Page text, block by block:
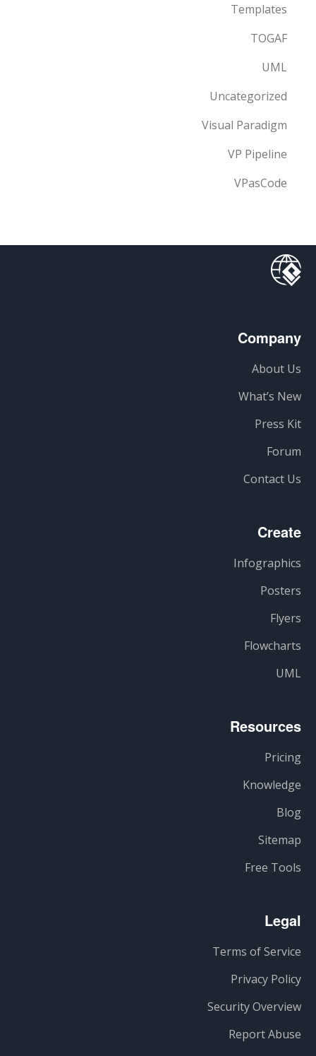
Templates
TOGAF
UML
Uncategorized
Visual Paradigm
VP Pipeline
VPasCode
Company
About Us
What’s New
Press Kit
Forum
Contact Us
Create
Infographics
Posters
Flyers
Flowcharts
UML
Resources
Pricing
Knowledge
Blog
Sitemap
Free Tools
Legal
Terms of Service
Privacy Policy
Security Overview
Report Abuse